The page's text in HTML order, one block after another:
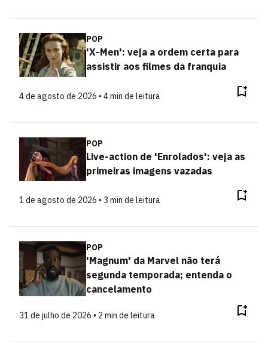
POP
'X-Men': veja a ordem certa para
assistir aos filmes da franquia
4 de agosto de 2026 • 4 min de leitura
POP
Live-action de 'Enrolados': veja as
primeiras imagens vazadas
1 de agosto de 2026 • 3 min de leitura
POP
'Magnum' da Marvel não terá
segunda temporada; entenda o
cancelamento
31 de julho de 2026 • 2 min de leitura